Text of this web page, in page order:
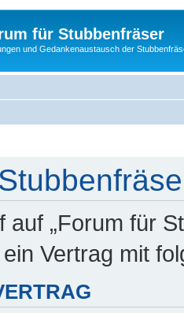
für Stubbenfräser
und Gedankenaustausch der
auf „Forum für
Vertrag mit